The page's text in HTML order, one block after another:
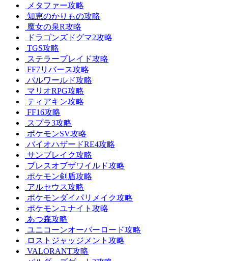
メタファー攻略
知恵のかりもの攻略
魔女の泉R攻略
ドラゴンズドグマ2攻略
TGS攻略
ステラーブレイド攻略
FF7リバース攻略
パルワールド攻略
マリオRPG攻略
ティアキン攻略
FF16攻略
スプラ3攻略
ポケモンSV攻略
バイオハザードRE4攻略
サンブレイク攻略
ブレスオブザワイルド攻略
ポケモン剣盾攻略
アルセウス攻略
ポケモンダイパリメイク攻略
ポケモンユナイト攻略
あつ森攻略
ユニコーンオーバーロード攻略
ロストジャッジメント攻略
VALORANT攻略